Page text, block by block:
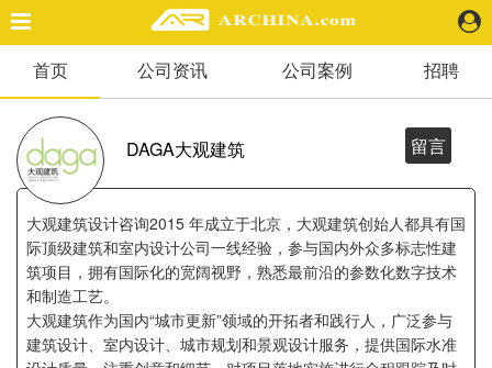
精选案例
建 筑
景 观
室 内
视 频
头条资讯
业 界
机 构
人 物
首页 公司资讯 公司案例 招聘
DAGA大观建筑 留言
大观建筑设计咨询2015 年成立于北京，大观建筑创始人都具有国
际顶级建筑和室内设计公司一线经验，参与国内外众多标志性建
筑项目，拥有国际化的宽阔视野，熟悉最前沿的参数化数字技术
和制造工艺。
大观建筑作为国内“城市更新”领域的开拓者和践行人，广泛参与
建筑设计、室内设计、城市规划和景观设计服务，提供国际水准